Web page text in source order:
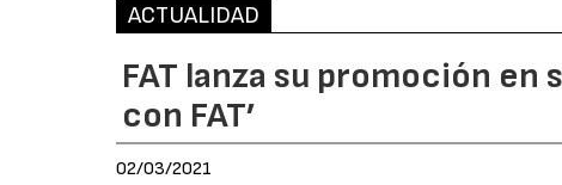
ACTUALIDAD
FAT lanza su promoción
con FAT’
02/03/2021